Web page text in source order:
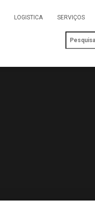
LOGISTICA SERVIÇOS